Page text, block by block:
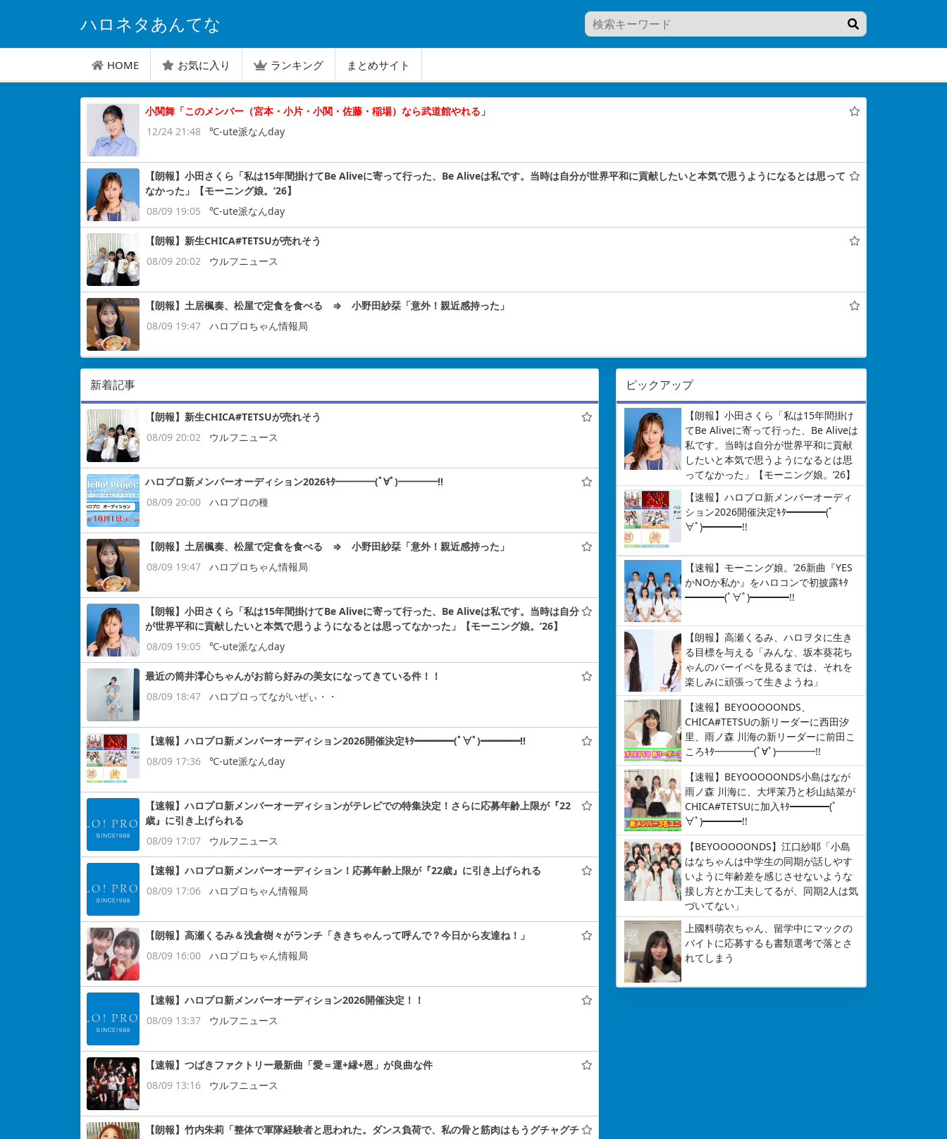
ハロネタあんてな
HOME お気に入り ランキング まとめサイト
小関舞「このメンバー（宮本・小片・小関・佐藤・稲場）なら武道館やれる」
12/24 21:48
℃-ute派なんday
【朗報】小田さくら「私は15年間掛けてBe Aliveに寄って行った、Be Aliveは私です。当時は自分が世界平和に貢献したいと本気で思うようになるとは思って
なかった」【モーニング娘。’26】
08/09 19:05
℃-ute派なんday
【朗報】新生CHICA#TETSUが売れそう
08/09 20:02
ウルフニュース
【朗報】土居楓奏、松屋で定食を食べる ⇒ 小野田紗栞「意外！親近感持った」
08/09 19:47
ハロプロちゃん情報局
ピックアップ
【朗報】小田さくら「私は15年間掛け
てBe Aliveに寄って行った、Be Aliveは
私です。当時は自分が世界平和に貢献
したいと本気で思うようになるとは思
ってなかった」【モーニング娘。’26】
【速報】ハロプロ新メンバーオーディ
ション2026開催決定ｷﾀ━━━━(ﾟ
∀ﾟ)━━━━!!
【速報】モーニング娘。’26新曲『YES
かNOか私か』をハロコンで初披露ｷﾀ
━━━━(ﾟ∀ﾟ)━━━━!!
【朗報】高瀬くるみ、ハロヲタに生き
る目標を与える「みんな、坂本葵花ち
ゃんのバーイベを見るまでは、それを
楽しみに頑張って生きようね」
【速報】BEYOOOOONDS、
CHICA#TETSUの新リーダーに西田汐
里、雨ノ森 川海の新リーダーに前田こ
ころｷﾀ━━━━(ﾟ∀ﾟ)━━━━!!
【速報】BEYOOOOONDS小島はなが
雨ノ森 川海に、大坪茉乃と杉山結菜が
CHICA#TETSUに加入ｷﾀ━━━━(ﾟ
∀ﾟ)━━━━!!
【BEYOOOOONDS】江口紗耶「小島
はなちゃんは中学生の同期が話しやす
いように年齢差を感じさせないような
接し方とか工夫してるが、同期2人は気
づいてない」
上國料萌衣ちゃん、留学中にマックの
バイトに応募するも書類選考で落とさ
れてしまう
新着記事
【朗報】新生CHICA#TETSUが売れそう
08/09 20:02
ウルフニュース
ハロプロ新メンバーオーディション2026ｷﾀ━━━━(ﾟ∀ﾟ)━━━━!!
08/09 20:00
ハロプロの種
【朗報】土居楓奏、松屋で定食を食べる ⇒ 小野田紗栞「意外！親近感持った」
08/09 19:47
ハロプロちゃん情報局
【朗報】小田さくら「私は15年間掛けてBe Aliveに寄って行った、Be Aliveは私です。当時は自分
が世界平和に貢献したいと本気で思うようになるとは思ってなかった」【モーニング娘。’26】
08/09 19:05
℃-ute派なんday
最近の筒井澪心ちゃんがお前ら好みの美女になってきている件！！
08/09 18:47
ハロプロってながいぜぃ・・
【速報】ハロプロ新メンバーオーディション2026開催決定ｷﾀ━━━━(ﾟ∀ﾟ)━━━━!!
08/09 17:36
℃-ute派なんday
【速報】ハロプロ新メンバーオーディションがテレビでの特集決定！さらに応募年齢上限が『22
歳』に引き上げられる
08/09 17:07
ウルフニュース
【速報】ハロプロ新メンバーオーディション！応募年齢上限が『22歳』に引き上げられる
08/09 17:06
ハロプロちゃん情報局
【朗報】高瀬くるみ＆浅倉樹々がランチ「ききちゃんって呼んで？今日から友達ね！」
08/09 16:00
ハロプロちゃん情報局
【速報】ハロプロ新メンバーオーディション2026開催決定！！
08/09 13:37
ウルフニュース
【速報】つばきファクトリー最新曲「愛＝運+縁+恩」が良曲な件
08/09 13:16
ウルフニュース
【朗報】竹内朱莉「整体で軍隊経験者と思われた。ダンス負荷で、私の骨と筋肉はもうグチャグチ